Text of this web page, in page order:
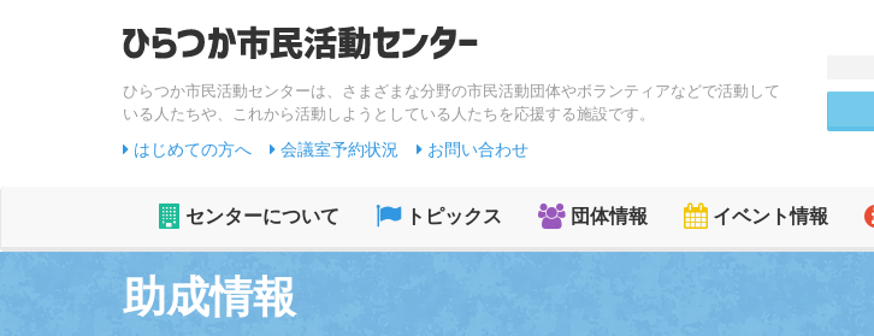
ひらつか市民活動センターは、さまざまな分野の市民活動団体やボランティアなどで活動して
いる人たちや、これから活動しようとしている人たちを応援する施設です。
はじめての方へ 会議室予約状況 お問い合わせ
センターについて トピックス 団体情報 イベント情報
助成情報